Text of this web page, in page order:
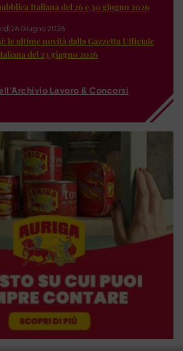
Italiana del 26 e 30 giugno 2026
26 Giugno 2026
le ultime novità dalla Gazzetta Ufficiale
del 23 giugno 2026
Lavoro & Concorsi